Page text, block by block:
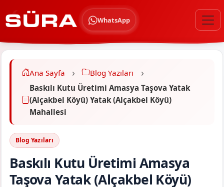
WhatsApp
Ana Sayfa
Blog Yazıları
Baskılı Kutu Üretimi Amasya Taşova Yatak
(Alçakbel Köyü) Yatak (Alçakbel Köyü)
Mahallesi
Blog Yazıları
Baskılı Kutu Üretimi Amasya
Taşova Yatak (Alçakbel Köyü)